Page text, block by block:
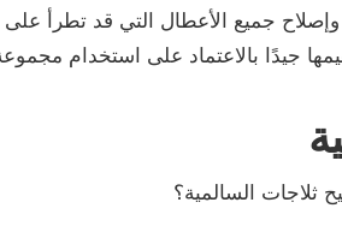
جميع الأعطال التي قد تطرأ
جيدًا بالاعتماد على استخدام
ثلاجات السالمية؟